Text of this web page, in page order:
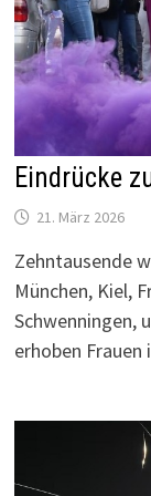
Eindrücke
21. März 2026
Zehntausende
München, Kiel,
Schwenningen,
erhoben Frauen